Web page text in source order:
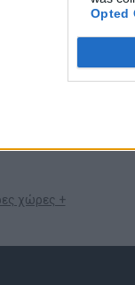
Opted
χώρες +